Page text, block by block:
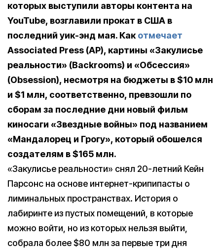
которых выступили авторы контента на
YouTube, возглавили прокат в США в
последний уик-энд мая. Какотмечает
Associated Press (AP), картины «Закулисье
реальности» (Backrooms) и «Обсессия»
(Obsession), несмотря на бюджеты в $10 млн
и $1 млн, соответственно, превзошли по
сборам за последние дни новый фильм
киносаги «Звездные войны» под названием
«Мандалорец и Грогу», который обошелся
создателям в $165 млн.
«Закулисье реальности» снял 20-летний Кейн
Парсонс на основе интернет-крипипасты о
лиминальных пространствах. История о
лабиринте из пустых помещений, в которые
можно войти, но из которых нельзя выйти,
собрала более $80 млн за первые три дня